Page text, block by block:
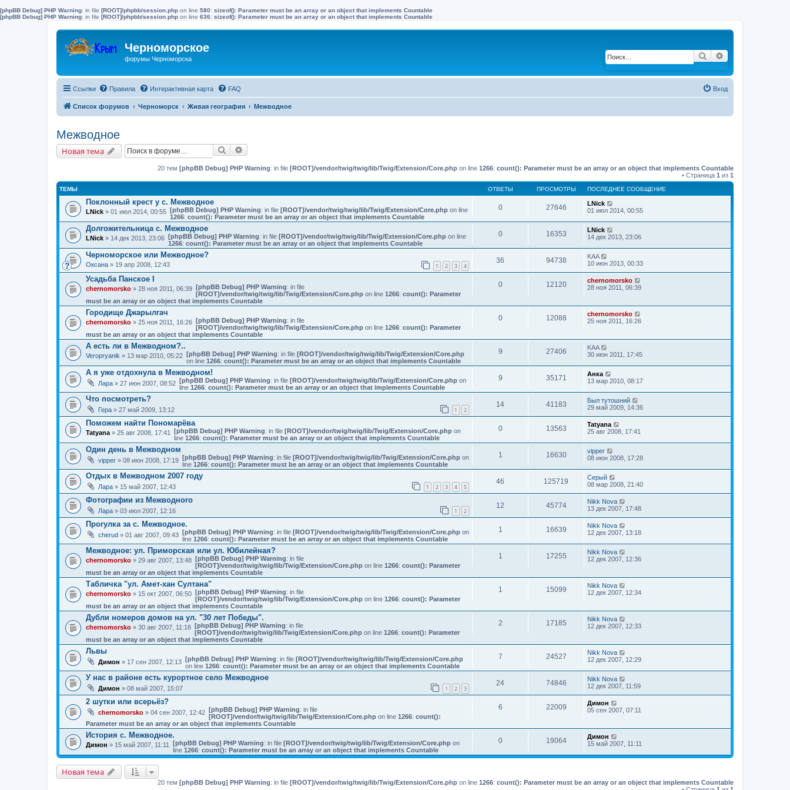
[phpBB Debug] PHP Warning: in file [ROOT]/phpbb/session.php on line 580: sizeof(): Parameter must be an array or an object that implements Countable
[phpBB Debug] PHP Warning: in file [ROOT]/phpbb/session.php on line 636: sizeof(): Parameter must be an array or an object that implements Countable
Черноморское
форумы Черноморска Поиск
Ссылки Правила Интерактивная карта FAQ Вход
Список форумов Черноморск Живая география Межводное
Межводное
Новая тема Поиск
20 тем [phpBB Debug] PHP Warning: in file [ROOT]/vendor/twig/twig/lib/Twig/Extension/Core.php on line 1266: count(): Parameter must be an array or an object that implements Countable
• Страница 1 из 1
ТЕМЫ ОТВЕТЫ ПРОСМОТРЫ ПОСЛЕДНЕЕ СООБЩЕНИЕ
Поклонный крест у с. Межводное
LNick » 01 июл 2014, 00:55 [phpBB Debug] PHP Warning: in file [ROOT]/vendor/twig/twig/lib/Twig/Extension/Core.phpon line
1266: count(): Parameter must be an array or an object that implements Countable
0 27646
LNick
01 июл 2014, 00:55
Долгожительница с. Межводное
LNick » 14 дек 2013, 23:06 [phpBB Debug] PHP Warning: in file [ROOT]/vendor/twig/twig/lib/Twig/Extension/Core.phpon line
1266: count(): Parameter must be an array or an object that implements Countable
0 16353
LNick
14 дек 2013, 23:06
Черноморское или Межводное?
Оксана » 19 апр 2008, 12:43 1 2 3 4
36 94738
KAA
10 июн 2013, 00:33
Усадьба Панское I
chernomorsko » 28 ноя 2011, 06:39 [phpBB Debug] PHP Warning: in file
[ROOT]/vendor/twig/twig/lib/Twig/Extension/Core.phpon line 1266: count(): Parameter
must be an array or an object that implements Countable
0 12120
chernomorsko
28 ноя 2011, 06:39
Городище Джарылгач
chernomorsko » 25 ноя 2011, 16:26 [phpBB Debug] PHP Warning: in file
[ROOT]/vendor/twig/twig/lib/Twig/Extension/Core.phpon line 1266: count(): Parameter
must be an array or an object that implements Countable
0 12088
chernomorsko
25 ноя 2011, 16:26
А есть ли в Межводном?..
Veropryanik » 13 мар 2010, 05:22 [phpBB Debug] PHP Warning: in file [ROOT]/vendor/twig/twig/lib/Twig/Extension/Core.php
on line 1266: count(): Parameter must be an array or an object that implements Countable
9 27406
KAA
30 июн 2011, 17:45
А я уже отдохнула в Межводном!
Лара » 27 июн 2007, 08:52 [phpBB Debug] PHP Warning: in file [ROOT]/vendor/twig/twig/lib/Twig/Extension/Core.phpon
line 1266: count(): Parameter must be an array or an object that implements Countable
9 35171
Анка
13 мар 2010, 08:17
Что посмотреть?
Гера » 27 май 2009, 13:12 1 2
14 41183
Был тутошний
29 май 2009, 14:36
Поможем найти Пономарёва
Tatyana » 25 авг 2008, 17:41 [phpBB Debug] PHP Warning: in file [ROOT]/vendor/twig/twig/lib/Twig/Extension/Core.phpon
line 1266: count(): Parameter must be an array or an object that implements Countable
0 13563
Tatyana
25 авг 2008, 17:41
Один день в Межводном
vipper » 08 июн 2008, 17:19 [phpBB Debug] PHP Warning: in file [ROOT]/vendor/twig/twig/lib/Twig/Extension/Core.phpon
line 1266: count(): Parameter must be an array or an object that implements Countable
1 16630
vipper
08 июн 2008, 17:28
Отдых в Межводном 2007 году
Лара » 15 май 2007, 12:43 1 2 3 4 5
46 125719
Серый
08 мар 2008, 21:40
Фотографии из Межводного
Лара » 03 июл 2007, 12:16 1 2
12 45774
Nikk Nova
13 дек 2007, 17:48
Прогулка за с. Межводное.
cherud » 01 авг 2007, 09:43 [phpBB Debug] PHP Warning: in file [ROOT]/vendor/twig/twig/lib/Twig/Extension/Core.phpon
line 1266: count(): Parameter must be an array or an object that implements Countable
1 16639
Nikk Nova
12 дек 2007, 13:18
Межводное: ул. Приморская или ул. Юбилейная?
chernomorsko » 29 авг 2007, 13:48 [phpBB Debug] PHP Warning: in file
[ROOT]/vendor/twig/twig/lib/Twig/Extension/Core.phpon line 1266: count(): Parameter
must be an array or an object that implements Countable
1 17255
Nikk Nova
12 дек 2007, 12:36
Табличка "ул. Амет-хан Султана"
chernomorsko » 15 окт 2007, 06:50 [phpBB Debug] PHP Warning: in file
[ROOT]/vendor/twig/twig/lib/Twig/Extension/Core.phpon line 1266: count(): Parameter
must be an array or an object that implements Countable
1 15099
Nikk Nova
12 дек 2007, 12:34
Дубли номеров домов на ул. "30 лет Победы".
chernomorsko » 30 авг 2007, 11:18 [phpBB Debug] PHP Warning: in file
[ROOT]/vendor/twig/twig/lib/Twig/Extension/Core.phpon line 1266: count(): Parameter
must be an array or an object that implements Countable
2 17185
Nikk Nova
12 дек 2007, 12:33
Львы
Димон » 17 сен 2007, 12:13 [phpBB Debug] PHP Warning: in file [ROOT]/vendor/twig/twig/lib/Twig/Extension/Core.php
on line 1266: count(): Parameter must be an array or an object that implements Countable
7 24527
Nikk Nova
12 дек 2007, 12:29
У нас в районе есть курортное село Межводное
Димон » 08 май 2007, 15:07 1 2 3
24 74846
Nikk Nova
12 дек 2007, 11:59
2 шутки или всерьёз?
chernomorsko » 04 сен 2007, 12:42 [phpBB Debug] PHP Warning: in file
[ROOT]/vendor/twig/twig/lib/Twig/Extension/Core.phpon line 1266: count():
Parameter must be an array or an object that implements Countable
6 22009
Димон
05 сен 2007, 07:11
История с. Межводное.
Димон » 15 май 2007, 11:11 [phpBB Debug] PHP Warning: in file [ROOT]/vendor/twig/twig/lib/Twig/Extension/Core.phpon
line 1266: count(): Parameter must be an array or an object that implements Countable
0 19064
Димон
15 май 2007, 11:11
Новая тема
20 тем [phpBB Debug] PHP Warning: in file [ROOT]/vendor/twig/twig/lib/Twig/Extension/Core.php on line 1266: count(): Parameter must be an array or an object that implements Countable